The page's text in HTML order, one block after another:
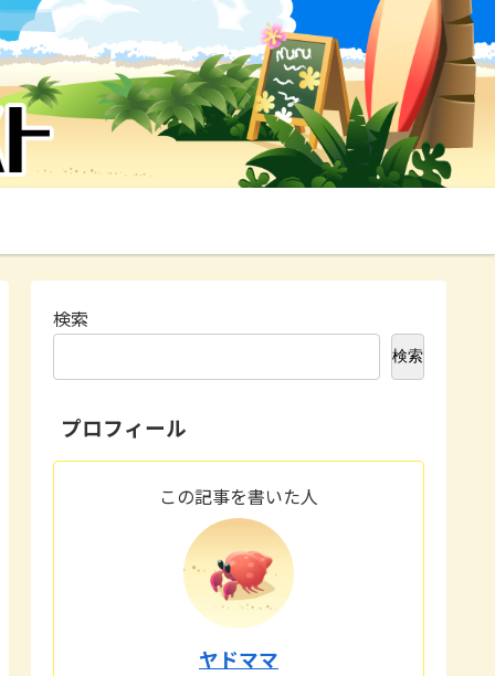
検索
検索
プロフィール
この記事を書いた人
ヤドママ